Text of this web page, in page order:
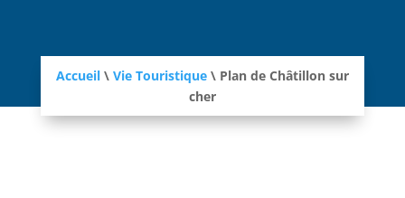
Accueil\ Vie Touristique\ Plan de Châtillon sur
cher